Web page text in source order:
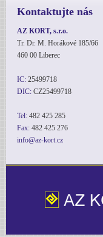
Kontaktujte nás
AZ KORT, s.r.o.
Tr. Dr. M. Horákové 185/66
460 00 Liberec
IC: 25499718
DIC: CZ25499718
Tel: 482 425 285
Fax: 482 425 276
info@az-kort.cz